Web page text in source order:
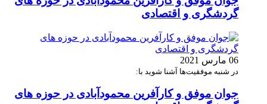
گردشگری و اقتصادی
06 مارس 2021
در شنبه موفقیت‌ها آشنا شوید با:
جوان موفق و کارآفرین محمودآبادی در حوزه های